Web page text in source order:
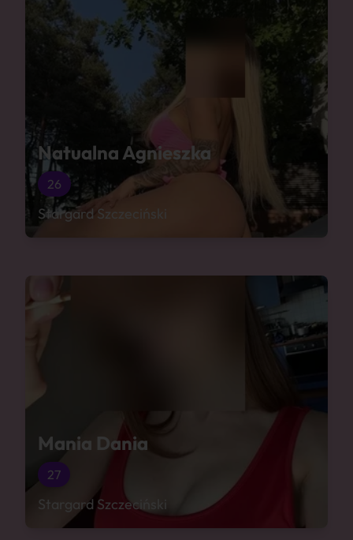
Natualna Agnieszka
26
Stargard Szczeciński
Mania Dania
27
Stargard Szczeciński